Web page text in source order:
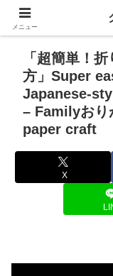
「超簡単！
方」Super
Japanese-
– Familyお
paper craft
X
メニュー